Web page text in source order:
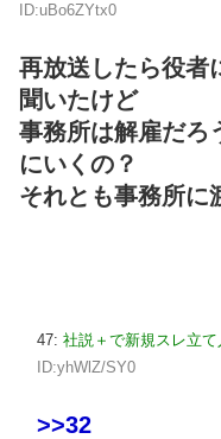
ID:uBo6ZYtx0
再放送したら役者
聞いたけど
事務所は解雇だろ
にいくの？
それとも事務所に
47: 社説＋で新規スレ立て
ID:yhWlZ/SY0
>>32